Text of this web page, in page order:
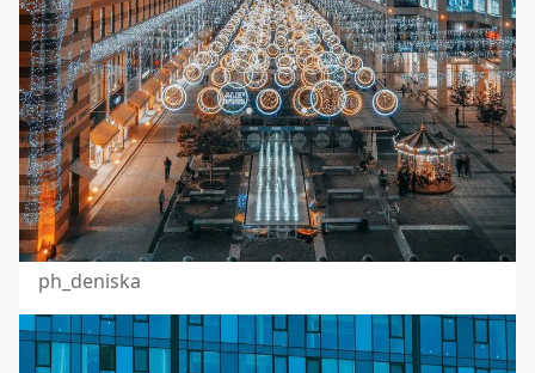
ph_deniska